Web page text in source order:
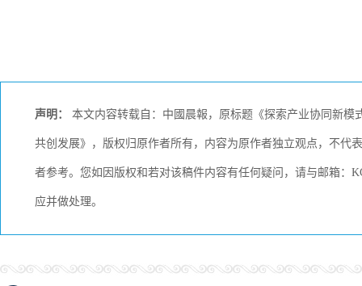
声明： 本文内容转载自：中國晨報，原标题《探索产业协同新模
共创发展》，版权归原作者所有，内容为原作者独立观点，不代
者参考。您如因版权和若对该稿件内容有任何疑问，请与邮箱：
应并做处理。